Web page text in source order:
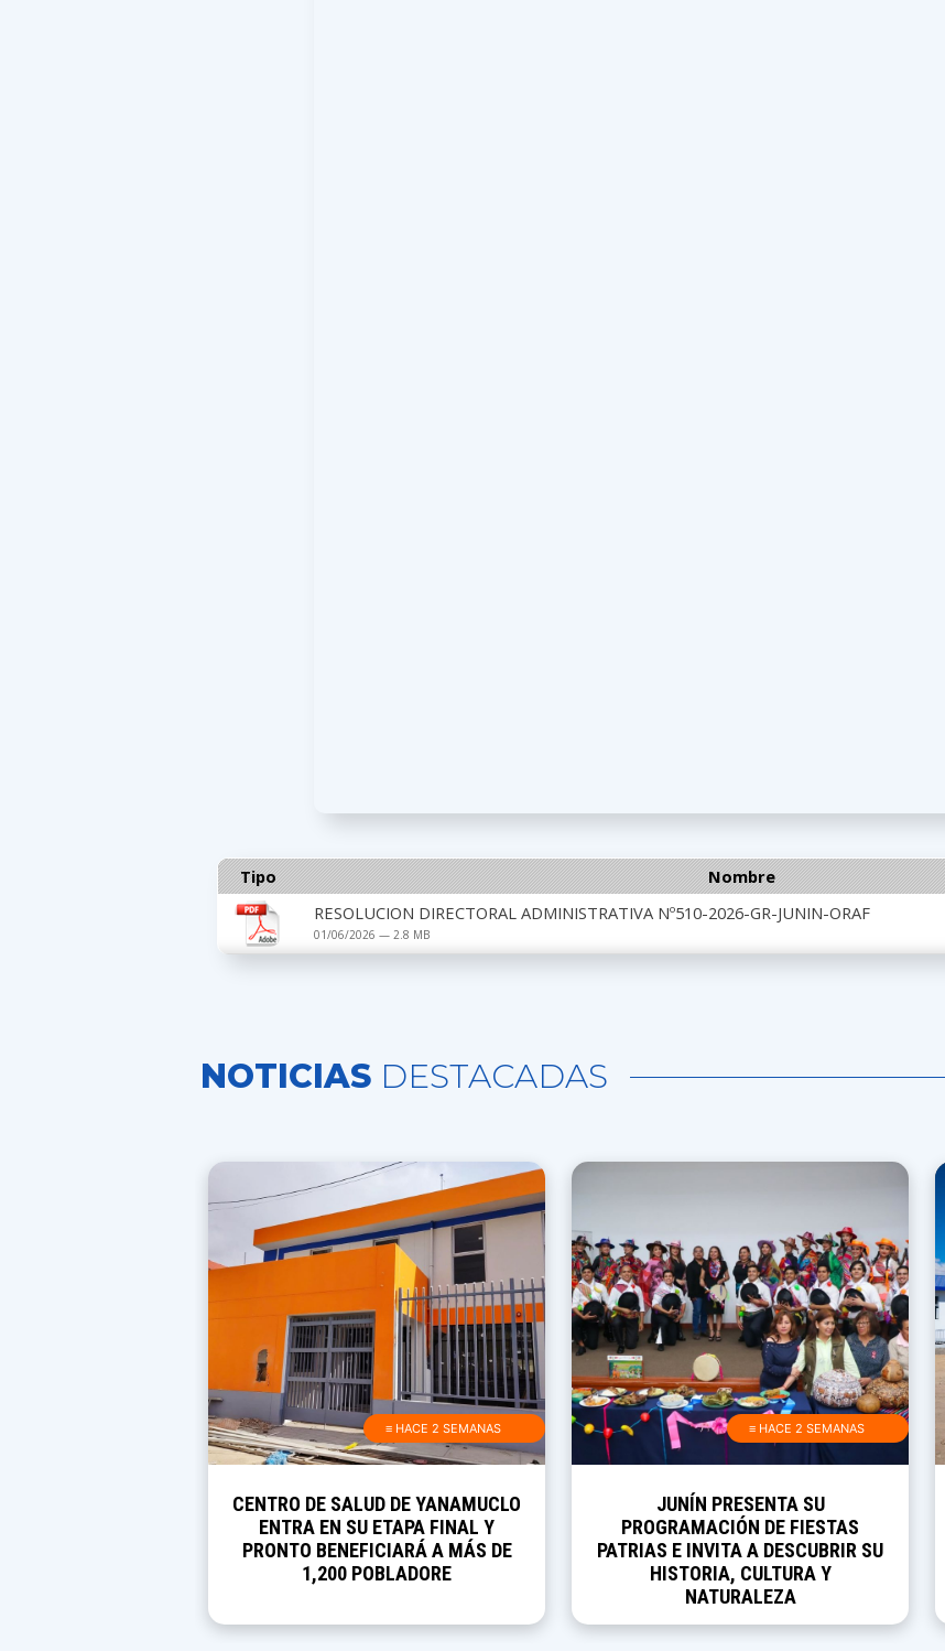
Tipo
Nombre
RESOLUCION DIRECTORAL ADMINISTRATIVA Nº510-2026-GR-JUNIN-ORAF
01/06/2026 — 2.8 MB
NOTICIAS DESTACADAS
≡ HACE 2 SEMANAS
CENTRO DE SALUD DE YANAMUCLO
ENTRA EN SU ETAPA FINAL Y
PRONTO BENEFICIARÁ A MÁS DE
1,200 POBLADORE
≡ HACE 2 SEMANAS
JUNÍN PRESENTA SU
PROGRAMACIÓN DE FIESTAS
PATRIAS E INVITA A DESCUBRIR SU
HISTORIA, CULTURA Y
NATURALEZA